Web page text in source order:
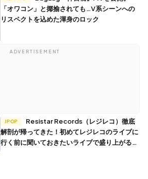
「オワコン」と揶揄されても…V系シーンへの
リスペクトを込めた渾身のロック
ADVERTISEMENT
JPOP
解剖が帰ってきた！初めてレジレコのライブに
行く前に聞いておきたいライブで盛り上がる曲